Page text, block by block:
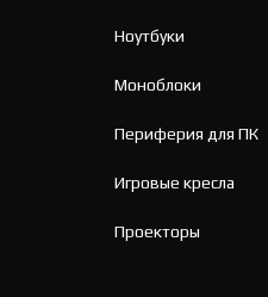
Ноутбуки
Моноблоки
Периферия для ПК
Игровые кресла
Проекторы